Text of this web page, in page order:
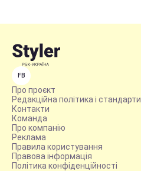
FB
Про проєкт
Редакційна політика і стандарти
Контакти
Команда
Про компанію
Реклама
Правила користування
Правова інформація
Політика конфіденційності